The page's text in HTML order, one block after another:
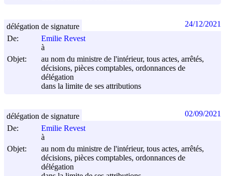
De:
Emilie Revest
à
Objet:
au nom du ministre de l'intérieur, tous actes, arrêtés,
décisions, pièces comptables, ordonnances de
délégation
dans la limite de ses attributions
délégation de signature 24/12/2021
De:
Emilie Revest
à
Objet:
au nom du ministre de l'intérieur, tous actes, arrêtés,
décisions, pièces comptables, ordonnances de
délégation
délégation de signature 02/09/2021